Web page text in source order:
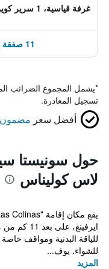
غرفة قياسية، 1 سرير كوين
11 صفقة إضافية ابتداءً من 217 ﷼
*يشمل المجموع الضرائب
تسجيل المغادرة.
أفضل سعر مضمون
حول سونيستا
لاس كوليناس
ايرفينغ،
للياقة البدنية ومواقف
للشواء. يوف...
المزيد